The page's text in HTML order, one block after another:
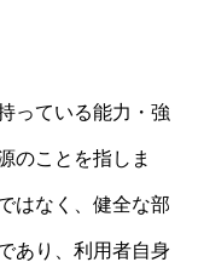
っている能力・強
のことを指しま
はなく、健全な部
あり、利用者自身